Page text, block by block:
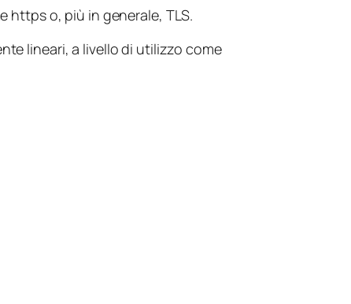
https o, più in generale, TLS.
lineari, a livello di utilizzo come